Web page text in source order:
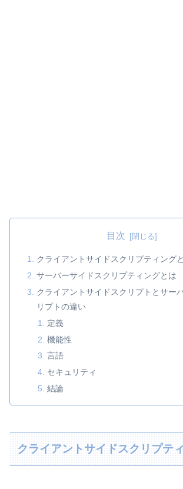
目次
クライアントサイドスクリプティング
サーバーサイドスクリプティングとは
クライアントサイドスクリプトとサー
リプトの違い
定義
機能性
言語
セキュリティ
結論
クライアントサイドスクリプテ